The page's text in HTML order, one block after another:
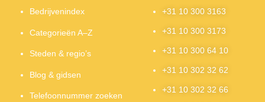
Bedrijvenindex
Categorieën A–Z
Steden & regio’s
Blog & gidsen
Telefoonnummer zoeken
+31 10 300 3163
+31 10 300 3173
+31 10 300 64 10
+31 10 302 32 62
+31 10 302 32 66